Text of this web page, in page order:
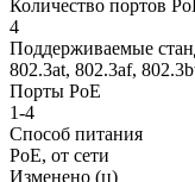
Количество портов
4
Поддерживаемые
802.3at, 802.3af,
Порты PoE
1-4
Способ питания
PoE, от сети
Изменено (ц)